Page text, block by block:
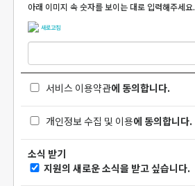
아래 이미지 속 숫자를 보이는 대로 입력해주세요.
새로고침
서비스 이용약관에 동의합니다.
개인정보 수집 및 이용에 동의합니다.
소식 받기
지원의 새로운 소식을 받고 싶습니다.